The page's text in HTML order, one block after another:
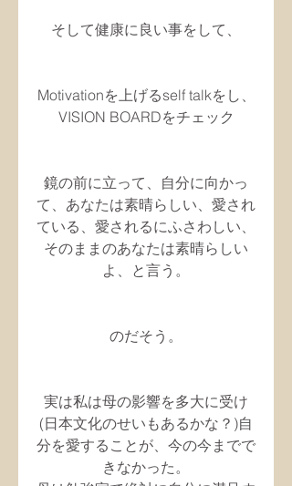
そして健康に良い事をして、
Motivationを上げるself talkをし、
VISION BOARDをチェック
鏡の前に立って、自分に向かっ
て、あなたは素晴らしい、愛され
ている、愛されるにふさわしい、
そのままのあなたは素晴らしい
よ、と言う。
のだそう。
実は私は母の影響を多大に受け
(日本文化のせいもあるかな？)自
分を愛することが、今の今までで
きなかった。